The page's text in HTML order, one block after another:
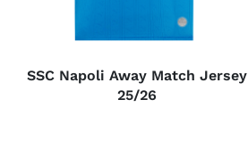
SSC Napoli Away Match Jersey
25/26